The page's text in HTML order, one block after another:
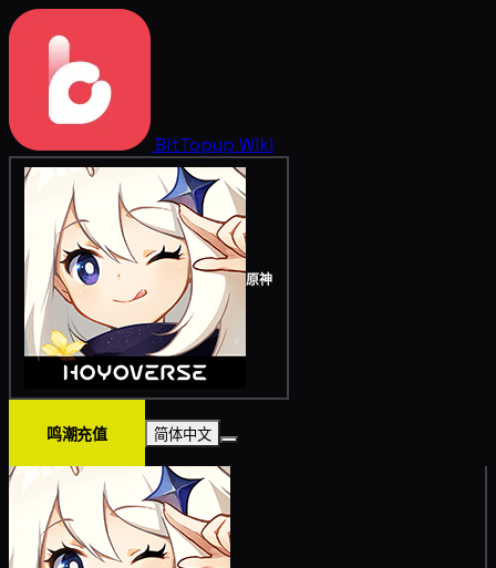
BitTopup Wiki
原神
鸣潮充值 简体中文